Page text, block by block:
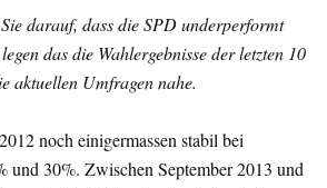
darauf, dass die SPD underperformt
das die Wahlergebnisse der letzten 10
aktuellen Umfragen nahe.
noch einigermassen stabil bei
und 30%. Zwischen September 2013 und